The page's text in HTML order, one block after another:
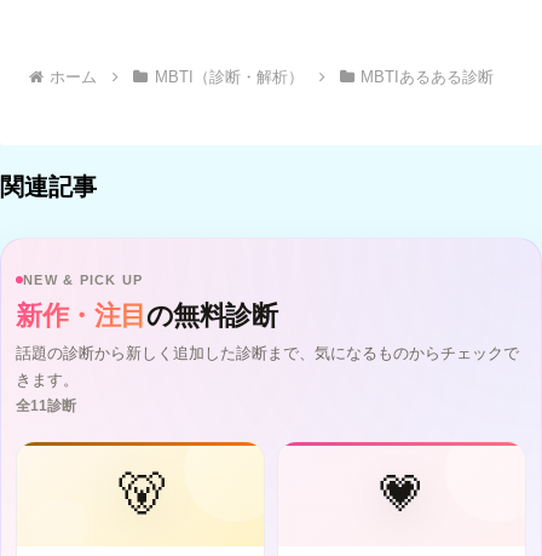
ホーム MBTI（診断・解析） MBTIあるある診断
関連記事
NEW & PICK UP
新作・注目 の無料診断
話題の診断から新しく追加した診断まで、気になるものからチェックで
きます。
全11診断
🐻 💗